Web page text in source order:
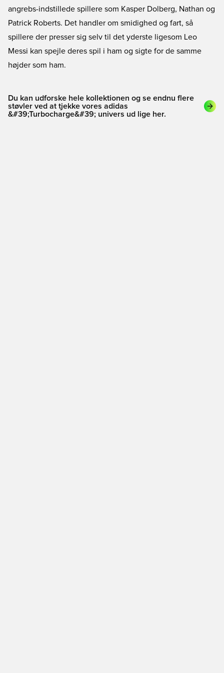
angrebs-indstillede spillere som Kasper Dolberg, Nathan og
Patrick Roberts. Det handler om smidighed og fart, så
spillere der presser sig selv til det yderste ligesom Leo
Messi kan spejle deres spil i ham og sigte for de samme
højder som ham.
Du kan udforske hele kollektionen og se endnu flere
støvler ved at tjekke vores adidas
&#39;Turbocharge&#39; univers ud lige her.